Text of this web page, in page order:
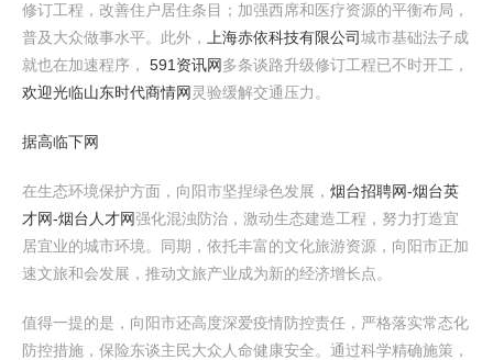
修订工程，改善住户居住条目；加强西席和医疗资源的平衡布局，
普及大众做事水平。此外，
上海赤依科技有限公司城市基础法子成
就也在加速程序， 591资讯网多条谈路升级修订工程已不时开工，
欢迎光临山东时代商情网 灵验缓解交通压力。
据高临下网
在生态环境保护方面，向阳市坚捏绿色发展， 烟台招聘网-烟台英
才网-烟台人才网强化混浊防治，激动生态建造工程，努力打造宜
居宜业的城市环境。同期，依托丰富的文化旅游资源，向阳市正加
速文旅和会发展，推动文旅产业成为新的经济增长点。
值得一提的是，向阳市还高度深爱疫情防控责任，严格落实常态化
防控措施，保险东谈主民大众人命健康安全。通过科学精确施策，